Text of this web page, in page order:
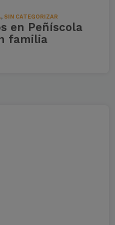
, SIN CATEGORIZAR
en Peñíscola
familia